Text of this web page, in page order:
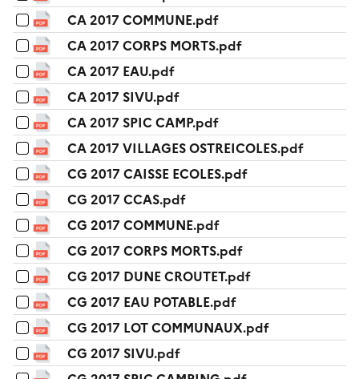
CA 2017 COMMUNE.pdf
CA 2017 CORPS MORTS.pdf
CA 2017 EAU.pdf
CA 2017 SIVU.pdf
CA 2017 SPIC CAMP.pdf
CA 2017 VILLAGES OSTREICOLES.pdf
CG 2017 CAISSE ECOLES.pdf
CG 2017 CCAS.pdf
CG 2017 COMMUNE.pdf
CG 2017 CORPS MORTS.pdf
CG 2017 DUNE CROUTET.pdf
CG 2017 EAU POTABLE.pdf
CG 2017 LOT COMMUNAUX.pdf
CG 2017 SIVU.pdf